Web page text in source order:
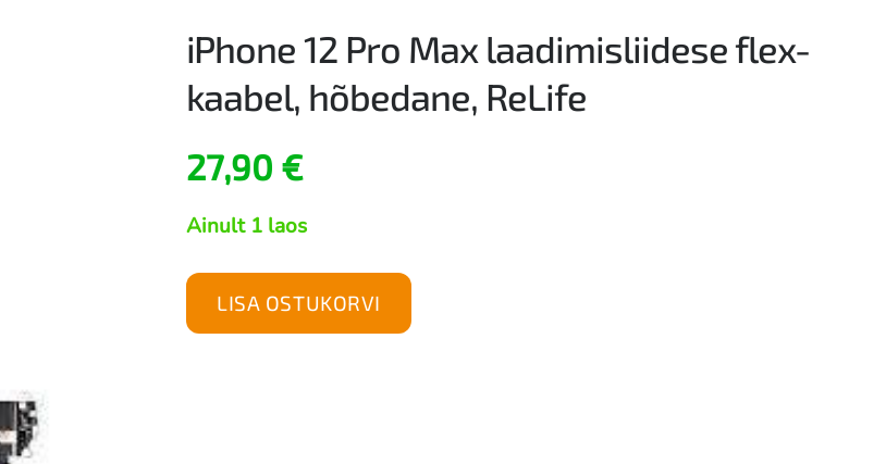
iPhone 12 Pro Max laadimisliidese flex-
kaabel, hõbedane, ReLife
27,90 €
Ainult 1 laos
iPhoneLISA OSTUKORVI